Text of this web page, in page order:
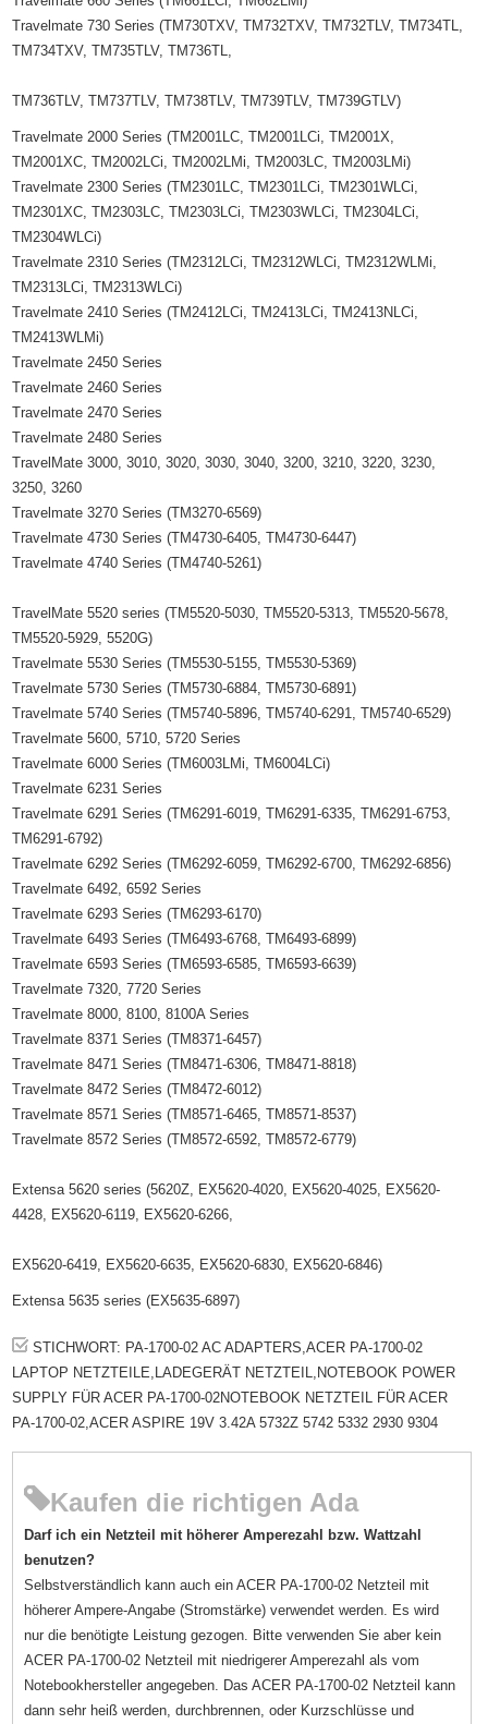
Travelmate 730 Series (TM730TXV, TM732TXV, TM732TLV, TM734TL,
TM734TXV, TM735TLV, TM736TL,
TM736TLV, TM737TLV, TM738TLV, TM739TLV, TM739GTLV)
Travelmate 2000 Series (TM2001LC, TM2001LCi, TM2001X,
TM2001XC, TM2002LCi, TM2002LMi, TM2003LC, TM2003LMi)
Travelmate 2300 Series (TM2301LC, TM2301LCi, TM2301WLCi,
TM2301XC, TM2303LC, TM2303LCi, TM2303WLCi, TM2304LCi,
TM2304WLCi)
Travelmate 2310 Series (TM2312LCi, TM2312WLCi, TM2312WLMi,
TM2313LCi, TM2313WLCi)
Travelmate 2410 Series (TM2412LCi, TM2413LCi, TM2413NLCi,
TM2413WLMi)
Travelmate 2450 Series
Travelmate 2460 Series
Travelmate 2470 Series
Travelmate 2480 Series
TravelMate 3000, 3010, 3020, 3030, 3040, 3200, 3210, 3220, 3230,
3250, 3260
Travelmate 3270 Series (TM3270-6569)
Travelmate 4730 Series (TM4730-6405, TM4730-6447)
Travelmate 4740 Series (TM4740-5261)
TravelMate 5520 series (TM5520-5030, TM5520-5313, TM5520-5678,
TM5520-5929, 5520G)
Travelmate 5530 Series (TM5530-5155, TM5530-5369)
Travelmate 5730 Series (TM5730-6884, TM5730-6891)
Travelmate 5740 Series (TM5740-5896, TM5740-6291, TM5740-6529)
Travelmate 5600, 5710, 5720 Series
Travelmate 6000 Series (TM6003LMi, TM6004LCi)
Travelmate 6231 Series
Travelmate 6291 Series (TM6291-6019, TM6291-6335, TM6291-6753,
TM6291-6792)
Travelmate 6292 Series (TM6292-6059, TM6292-6700, TM6292-6856)
Travelmate 6492, 6592 Series
Travelmate 6293 Series (TM6293-6170)
Travelmate 6493 Series (TM6493-6768, TM6493-6899)
Travelmate 6593 Series (TM6593-6585, TM6593-6639)
Travelmate 7320, 7720 Series
Travelmate 8000, 8100, 8100A Series
Travelmate 8371 Series (TM8371-6457)
Travelmate 8471 Series (TM8471-6306, TM8471-8818)
Travelmate 8472 Series (TM8472-6012)
Travelmate 8571 Series (TM8571-6465, TM8571-8537)
Travelmate 8572 Series (TM8572-6592, TM8572-6779)
Extensa 5620 series (5620Z, EX5620-4020, EX5620-4025, EX5620-
4428, EX5620-6119, EX5620-6266,
EX5620-6419, EX5620-6635, EX5620-6830, EX5620-6846)
Extensa 5635 series (EX5635-6897)
STICHWORT: PA-1700-02 AC ADAPTERS,ACER PA-1700-02
LAPTOP NETZTEILE,LADEGERÄT NETZTEIL,NOTEBOOK POWER
SUPPLY FÜR ACER PA-1700-02NOTEBOOK NETZTEIL FÜR ACER
PA-1700-02,ACER ASPIRE 19V 3.42A 5732Z 5742 5332 2930 9304
Kaufen die richtigen Ada
Darf ich ein Netzteil mit höherer Amperezahl bzw. Wattzahl
benutzen?
Selbstverständlich kann auch ein ACER PA-1700-02 Netzteil mit
höherer Ampere-Angabe (Stromstärke) verwendet werden. Es wird
nur die benötigte Leistung gezogen. Bitte verwenden Sie aber kein
ACER PA-1700-02 Netzteil mit niedrigerer Amperezahl als vom
Notebookhersteller angegeben. Das ACER PA-1700-02 Netzteil kann
dann sehr heiß werden, durchbrennen, oder Kurzschlüsse und